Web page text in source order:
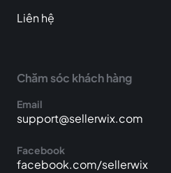
Liên hệ
Chăm sóc khách hàng
Email
support@sellerwix.com
Facebook
facebook.com/sellerwix